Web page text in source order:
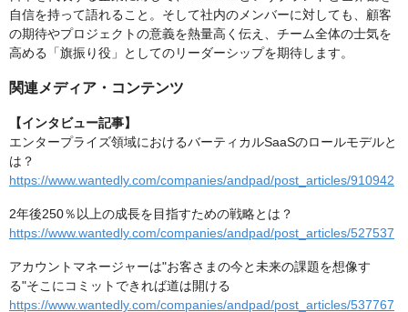
自信を持って語れること。そして社内のメンバーに対しても、顧客
の期待やプロジェクトの意義を熱量高く伝え、チーム全体の士気を
高める「旗振り役」としてのリーダーシップを期待します。
関連メディア・コンテンツ
【インタビュー記事】
エンタープライズ領域におけるバーティカルSaaSのロールモデルと
は？
https://www.wantedly.com/companies/andpad/post_articles/910942
2年後250％以上の成長を目指すための戦略とは？
https://www.wantedly.com/companies/andpad/post_articles/527537
アカウントマネージャーは"お客さまの今と未来の課題を想像す
る"そこにコミットできれば道は開ける
https://www.wantedly.com/companies/andpad/post_articles/537767